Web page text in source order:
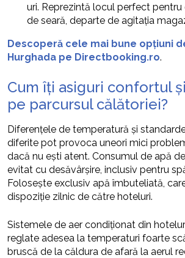
uri. Reprezintă locul perfect pentru
de seară, departe de agitația
Descoperă cele mai bune opțiuni
Hurghada pe Directbooking.ro.
Cum îți asiguri confortul
pe parcursul călătoriei?
Diferențele de temperatură și
diferite pot provoca uneori mici
dacă nu ești atent. Consumul de apă
evitat cu desăvârșire, inclusiv pentru
Folosește exclusiv apă îmbuteliată,
dispoziție zilnic de către hoteluri.
Sistemele de aer condiționat din
reglate adesea la temperaturi foarte
bruscă de la căldura de afară la aerul